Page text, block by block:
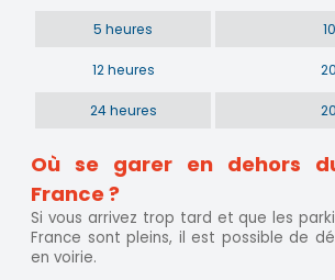
5 heures
12 heures
24 heures
Où se garer en dehors
France ?
Si vous arrivez trop tard et que les
France sont pleins, il est possible de
en voirie.